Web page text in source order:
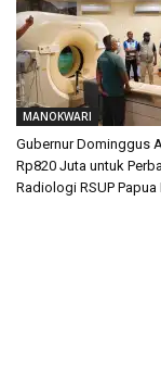
MANOKWARI
Gubernur Dominggus
Rp820 Juta untuk
Radiologi RSUP Papua